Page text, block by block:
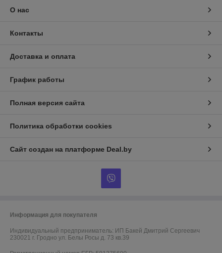
О нас
Контакты
Доставка и оплата
График работы
Полная версия сайта
Политика обработки cookies
Сайт создан на платформе Deal.by
Информация для покупателя
Индивидуальный предприниматель: ИП Бакей Дмитрий Сергеевич
230021 г. Гродно ул. Белы Росы д. 73 кв.39